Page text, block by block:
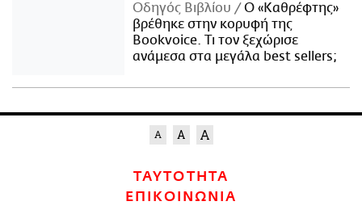
Οδηγός Βιβλίου
Ο «Καθρέφτης»
βρέθηκε στην κορυφή της
Bookvoice. Τι τον ξεχώρισε
ανάμεσα στα μεγάλα best sellers;
ΤΑΥΤΟΤΗΤΑ
ΕΠΙΚΟΙΝΩΝΙΑ